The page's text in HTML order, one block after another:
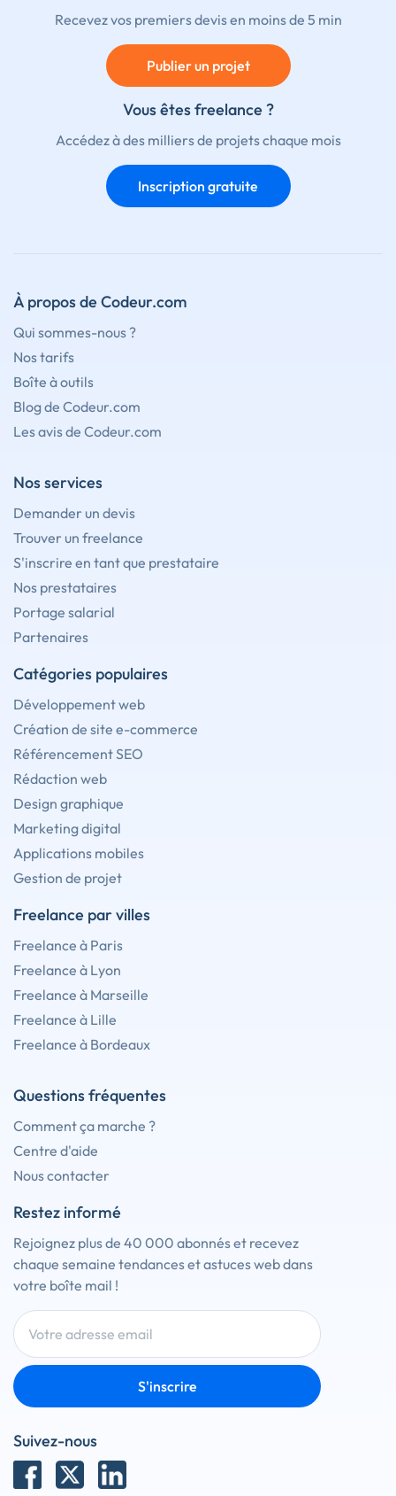
Recevez vos premiers devis en moins de 5 min
Publier un projet
Vous êtes freelance ?
Accédez à des milliers de projets chaque mois
Inscription gratuite
À propos de Codeur.com
Qui sommes-nous ?
Nos tarifs
Boîte à outils
Blog de Codeur.com
Les avis de Codeur.com
Nos services
Demander un devis
Trouver un freelance
S'inscrire en tant que prestataire
Nos prestataires
Portage salarial
Partenaires
Catégories populaires
Développement web
Création de site e-commerce
Référencement SEO
Rédaction web
Design graphique
Marketing digital
Applications mobiles
Gestion de projet
Freelance par villes
Freelance à Paris
Freelance à Lyon
Freelance à Marseille
Freelance à Lille
Freelance à Bordeaux
Questions fréquentes
Comment ça marche ?
Centre d'aide
Nous contacter
Restez informé
Rejoignez plus de 40 000 abonnés et recevez
chaque semaine tendances et astuces web dans
votre boîte mail !
S'inscrire
Suivez-nous